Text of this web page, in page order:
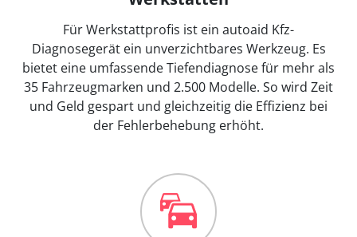
Für Werkstattprofis ist ein autoaid Kfz-
Diagnosegerät ein unverzichtbares Werkzeug. Es
bietet eine umfassende Tiefendiagnose für mehr als
35 Fahrzeugmarken und 2.500 Modelle. So wird Zeit
und Geld gespart und gleichzeitig die Effizienz bei
der Fehlerbehebung erhöht.